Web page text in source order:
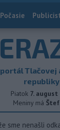
Počasie
republiky
Piatok 7. august
Meniny má
sme nenašli